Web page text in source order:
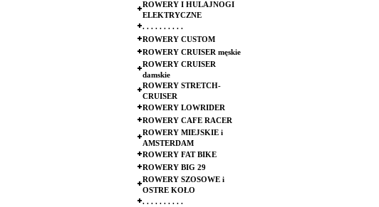
ROWERY I HULAJNOGI
ELEKTRYCZNE
. . . . . . . . . .
ROWERY CUSTOM
ROWERY CRUISER męskie
ROWERY CRUISER
damskie
ROWERY STRETCH-
CRUISER
ROWERY LOWRIDER
ROWERY CAFE RACER
ROWERY MIEJSKIE i
AMSTERDAM
ROWERY FAT BIKE
ROWERY BIG 29
ROWERY SZOSOWE i
OSTRE KOŁO
. . . . . . . . . .